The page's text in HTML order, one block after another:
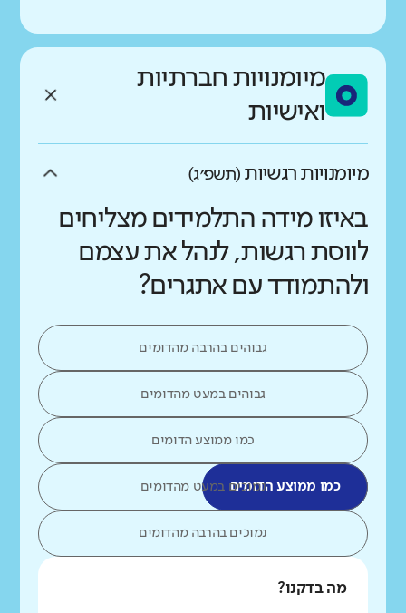
מיומנויות חברתיות
ואישיות
מיומנויות רגשיות (תשפ״ג)
באיזו מידה התלמידים מצליחים
לווסת רגשות, לנהל את עצמם
ולהתמודד עם אתגרים?
גבוהים בהרבה מהדומים
גבוהים במעט מהדומים
כמו ממוצע הדומים
כמו ממוצע הדומיםנמוכים במעט מהדומים
נמוכים בהרבה מהדומים
מה בדקנו?